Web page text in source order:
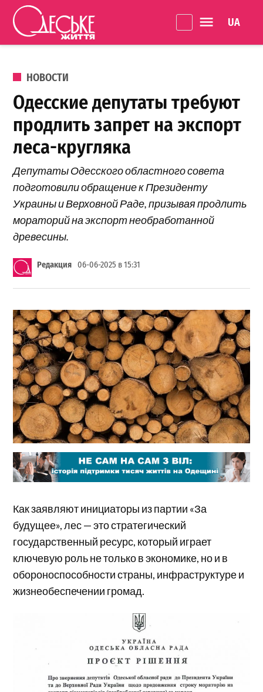
Перейти к содержанию
життя
ОПУБЛИКОВАНО В
НОВОСТИ
Одесские депутаты требуют
продлить запрет на экспорт
леса-кругляка
Депутаты Одесского областного совета
подготовили обращение к Президенту
Украины и Верховной Раде, призывая продлить
мораторий на экспорт необработанной
древесины.
Редакция 06-06-2025 в 15:31
Как заявляют инициаторы из партии «За
будущее», лес — это стратегический
государственный ресурс, который играет
ключевую роль не только в экономике, но и в
обороноспособности страны, инфраструктуре и
жизнеобеспечении громад.